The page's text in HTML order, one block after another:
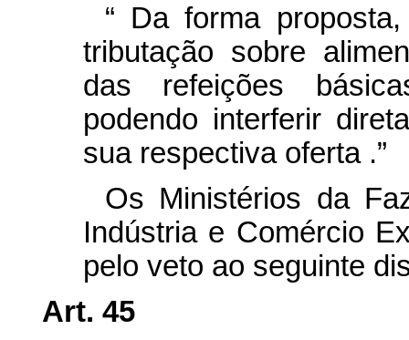
“ Da forma
tributação sobre
das refeições
podendo interferir
sua respectiva oferta .”
Os Ministérios da
Indústria e Comércio
pelo veto ao seguinte
Art. 45